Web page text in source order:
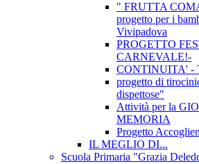
" FRUTTA
progetto per i
Vivipadova
PROGETTO
CARNEVALE!-
CONTINUITA' -
progetto di
dispettose"
Attività per la
MEMORIA
Progetto
IL MEGLIO DI...
Scuola Primaria "Grazia